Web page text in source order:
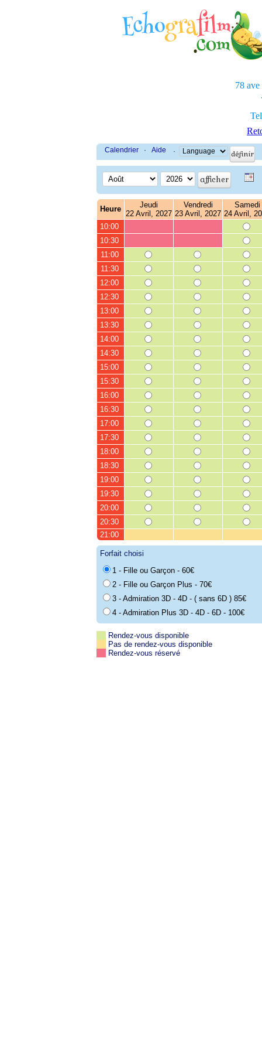
78 ave
Calendrier · Aide ·
Heure
Jeudi
22 Avril, 2027
Vendredi
23 Avril, 2027
Samedi
24 Avril,
10:00
10:30
11:00
11:30
12:00
12:30
13:00
13:30
14:00
14:30
15:00
15:30
16:00
16:30
17:00
17:30
18:00
18:30
19:00
19:30
20:00
20:30
21:00
Forfait choisi
1 - Fille ou Garçon - 60€
2 - Fille ou Garçon Plus - 70€
3 - Admiration 3D - 4D - ( sans 6D ) 85€
4 - Admiration Plus 3D - 4D - 6D - 100€
Rendez-vous disponible
Pas de rendez-vous disponible
Rendez-vous réservé